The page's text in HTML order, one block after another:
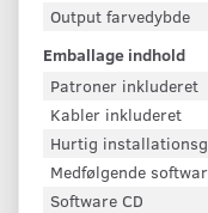
Output farvedybde
Emballage indhold
Patroner inkluderet
Kabler inkluderet
Hurtig
Medfølgende
Software CD